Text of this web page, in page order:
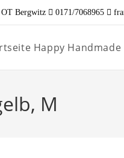
OT Bergwitz 0171/7068965
Happy Handmade
M